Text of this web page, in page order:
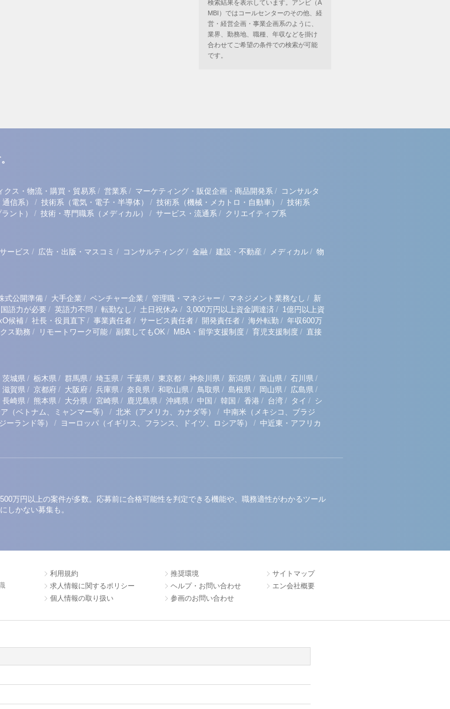
検索結果を表示しています。アンビ（A
MBI）ではコールセンターのその他、経
営・経営企画・事業企画系のように、
業界、勤務地、職種、年収などを掛け
合わせてご希望の条件での検索が可能
です。
クス・物流・購買・貿易系 / 営業系 / マーケティング・販促企画・商品開発系 / コンサルタ
信系） / 技術系（電気・電子・半導体） / 技術系（機械・メカトロ・自動車） / 技術系
ント） / 技術・専門職系（メディカル） / サービス・流通系 / クリエイティブ系
ービス / 広告・出版・マスコミ / コンサルティング / 金融 / 建設・不動産 / メディカル / 物
式公開準備 / 大手企業 / ベンチャー企業 / 管理職・マネジャー / マネジメント業務なし / 新
語力が必要 / 英語力不問 / 転勤なし / 土日祝休み / 3,000万円以上資金調達済 / 1億円以上資
候補 / 社長・役員直下 / 事業責任者 / サービス責任者 / 開発責任者 / 海外転勤 / 年収600万
ス勤務 / リモートワーク可能 / 副業してもOK / MBA・留学支援制度 / 育児支援制度 / 直接
茨城県 / 栃木県 / 群馬県 / 埼玉県 / 千葉県 / 東京都 / 神奈川県 / 新潟県 / 富山県 / 石川県 /
滋賀県 / 京都府 / 大阪府 / 兵庫県 / 奈良県 / 和歌山県 / 鳥取県 / 島根県 / 岡山県 / 広島県 /
長崎県 / 熊本県 / 大分県 / 宮崎県 / 鹿児島県 / 沖縄県 / 中国 / 韓国 / 香港 / 台湾 / タイ / シ
（ベトナム、ミャンマー等） / 北米（アメリカ、カナダ等） / 中南米（メキシコ、ブラジ
ーランド等） / ヨーロッパ（イギリス、フランス、ドイツ、ロシア等） / 中近東・アフリカ
万円以上の案件が多数。応募前に合格可能性を判定できる機能や、職務適性がわかるツール
しかない募集も。
利用規約
求人情報に関するポリシー
個人情報の取り扱い
推奨環境
ヘルプ・お問い合わせ
参画のお問い合わせ
サイトマップ
エン会社概要